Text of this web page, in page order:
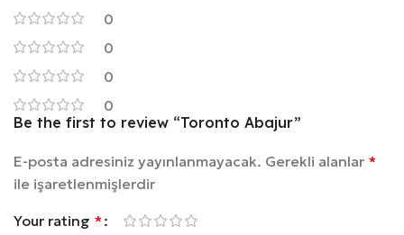
0
0
0
0
Be the first to review “Toronto Abajur”
E-posta adresiniz yayınlanmayacak. Gerekli alanlar *
ile işaretlenmişlerdir
Your rating *